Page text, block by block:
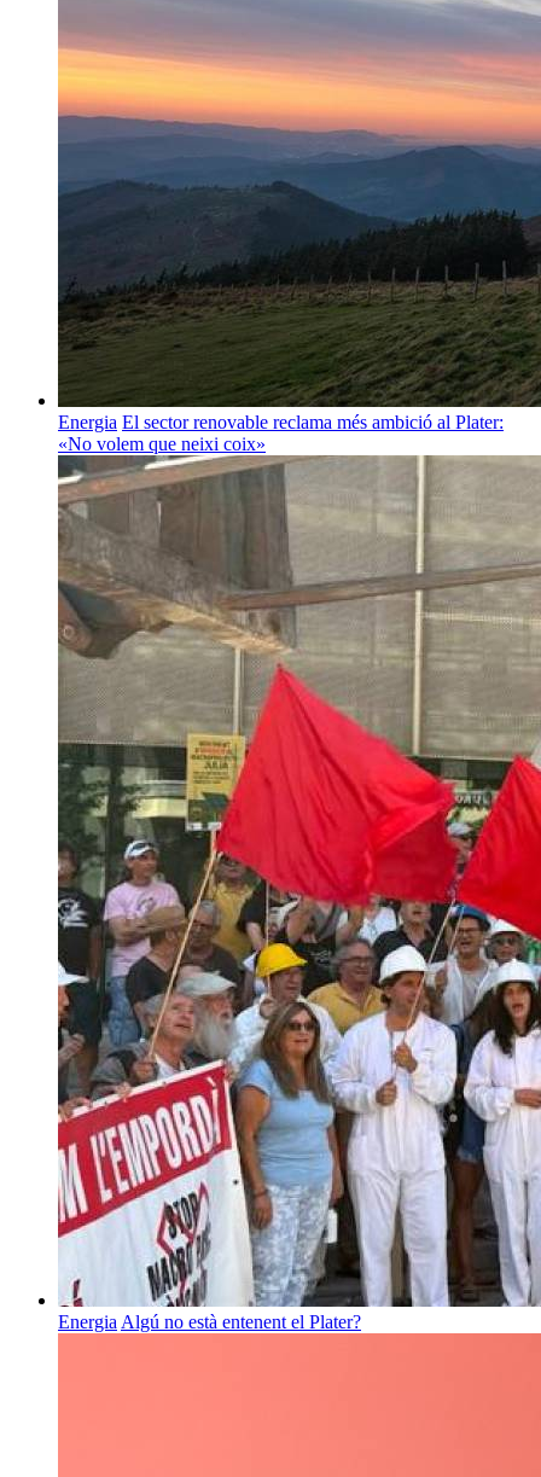
Energia El sector renovable reclama més ambició al Plater:
«No volem que neixi coix»
Energia Algú no està entenent el Plater?